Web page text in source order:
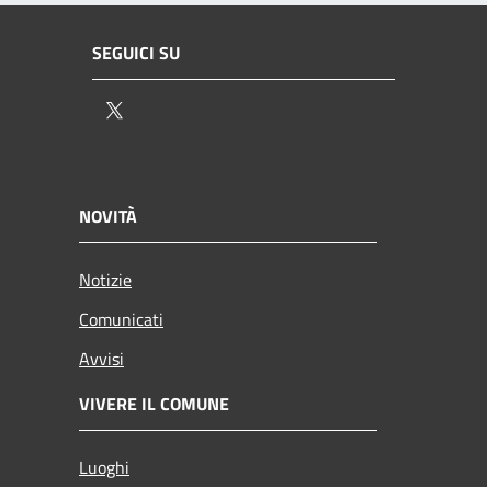
SEGUICI SU
NOVITÀ
Notizie
Comunicati
Avvisi
VIVERE IL COMUNE
Luoghi